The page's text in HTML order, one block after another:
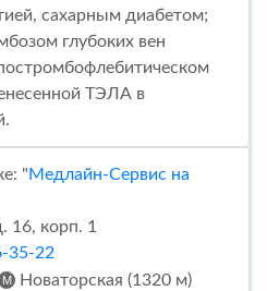
сахарным диабетом;
глубоких вен
ТЭЛА в
"Медлайн-Сервис на
16, корп. 1
35-22
Новаторская (1320 м)